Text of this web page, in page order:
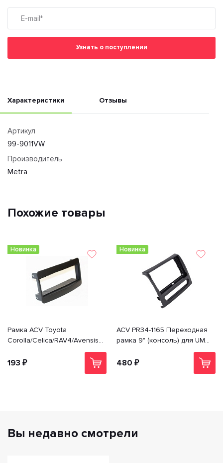
Узнать о поступлении
Характеристики Отзывы
Артикул
99-9011VW
Производитель
Metra
Похожие товары
Новинка
Рамка ACV Toyota
Corolla/Celica/RAV4/Avensis (-
193 ₽
Новинка
ACV PR34-1165 Переходная
рамка 9" (консоль) для UMS
Sollers Atlant 2022+; MAZ
(МАЗ) esc; JAC SunRay
480 ₽
Вы недавно смотрели